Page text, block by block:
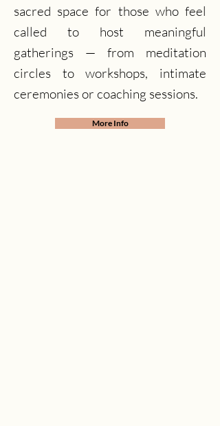
sacred space for those who feel
called to host meaningful
gatherings — from meditation
circles to workshops, intimate
ceremonies or coaching sessions.
More Info